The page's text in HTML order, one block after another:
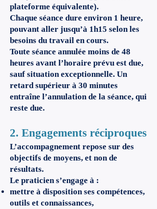
plateforme équivalente).
Chaque séance dure environ 1 heure,
pouvant aller jusqu’à 1h15 selon les
besoins du travail en cours.
Toute séance annulée moins de 48
heures avant l’horaire prévu est due,
sauf situation exceptionnelle. Un
retard supérieur à 30 minutes
entraîne l’annulation de la séance, qui
reste due.
2. Engagements réciproques
L’accompagnement repose sur des
objectifs de moyens, et non de
résultats.
Le praticien s’engage à :
mettre à disposition ses compétences,
outils et connaissances,